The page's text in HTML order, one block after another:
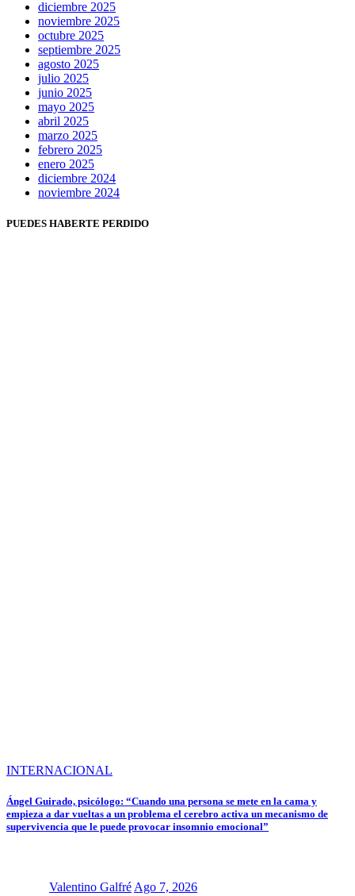
diciembre 2025
noviembre 2025
octubre 2025
septiembre 2025
agosto 2025
julio 2025
junio 2025
mayo 2025
abril 2025
marzo 2025
febrero 2025
enero 2025
diciembre 2024
noviembre 2024
PUEDES HABERTE PERDIDO
INTERNACIONAL
Ángel Guirado, psicólogo: “Cuando una persona se mete en la cama y
empieza a dar vueltas a un problema el cerebro activa un mecanismo de
supervivencia que le puede provocar insomnio emocional”
Valentino Galfré Ago 7, 2026